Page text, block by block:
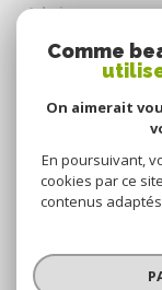
Admin
Nos honoraires
Cookies
© 2026 | Tous
Comme
On aimerait
En poursuivant,
cookies par ce
contenus